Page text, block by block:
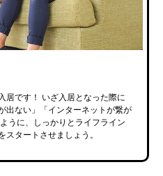
居です！
いざ入居となった際に
出ない」「インターネットが繋が
うに、しっかりとライフライン
タートさせましょう。